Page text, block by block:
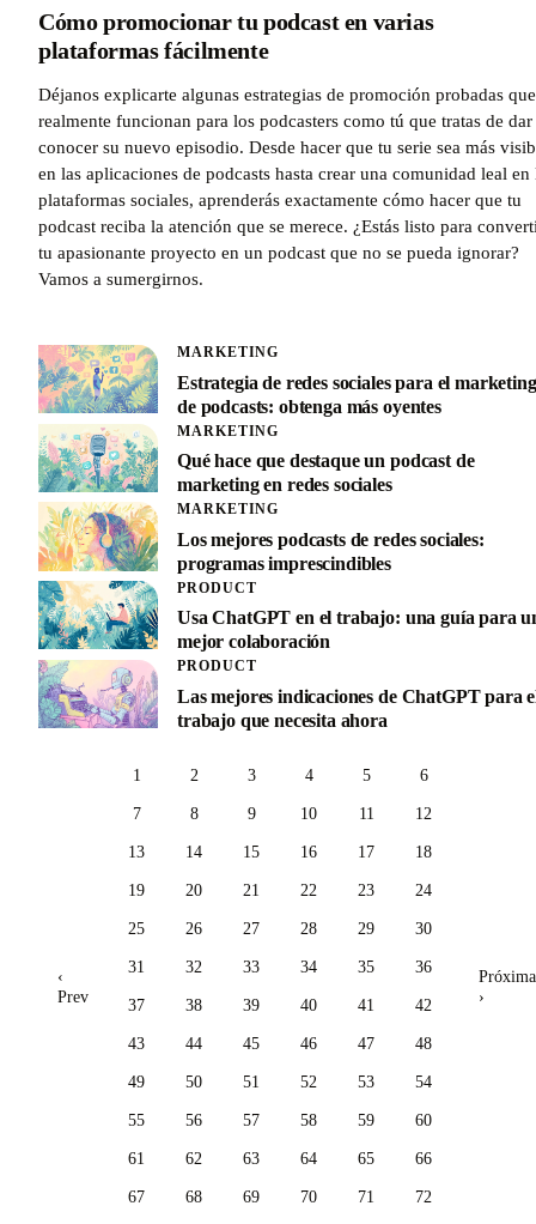
Cómo promocionar tu podcast en varias
plataformas fácilmente
Déjanos explicarte algunas estrategias de promoción probadas que
realmente funcionan para los podcasters como tú que tratas de dar
conocer su nuevo episodio. Desde hacer que tu serie sea más
en las aplicaciones de podcasts hasta crear una comunidad leal en
plataformas sociales, aprenderás exactamente cómo hacer que tu
podcast reciba la atención que se merece. ¿Estás listo para
tu apasionante proyecto en un podcast que no se pueda ignorar?
Vamos a sumergirnos.
MARKETING
Estrategia de redes sociales para el marketing
de podcasts: obtenga más oyentes
MARKETING
Qué hace que destaque un podcast de
marketing en redes sociales
MARKETING
Los mejores podcasts de redes sociales:
programas imprescindibles
PRODUCT
Usa ChatGPT en el trabajo: una guía para
mejor colaboración
PRODUCT
Las mejores indicaciones de ChatGPT para
trabajo que necesita ahora
‹
Prev
1 2 3 4 5 6
7 8 9 10 11 12
13 14 15 16 17 18
19 20 21 22 23 24
25 26 27 28 29 30
31 32 33 34 35 36
37 38 39 40 41 42
43 44 45 46 47 48
49 50 51 52 53 54
55 56 57 58 59 60
61 62 63 64 65 66
67 68 69 70 71 72
Próxima
›